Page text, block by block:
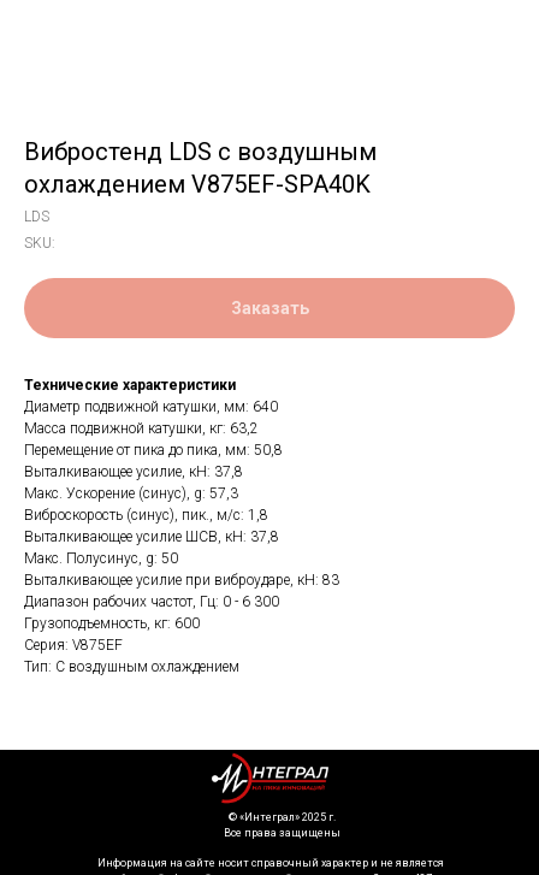
Вибростенд LDS с воздушным
охлаждением V875EF-SPA40K
LDS
SKU:
Заказать
Технические характеристики
Диаметр подвижной катушки, мм: 640
Масса подвижной катушки, кг: 63,2
Перемещение от пика до пика, мм: 50,8
Выталкивающее усилие, кН: 37,8
Макс. Ускорение (синус), g: 57,3
Виброскорость (синус), пик., м/с: 1,8
Выталкивающее усилие ШСВ, кН: 37,8
Макс. Полусинус, g: 50
Выталкивающее усилие при виброударе, кН: 83
Диапазон рабочих частот, Гц: 0 - 6 300
Грузоподъемность, кг: 600
Серия: V875EF
Тип: С воздушным охлаждением
Информация на сайте носит справочный характер и не является
©️ «Интеграл» 2025 г.
Все права защищены